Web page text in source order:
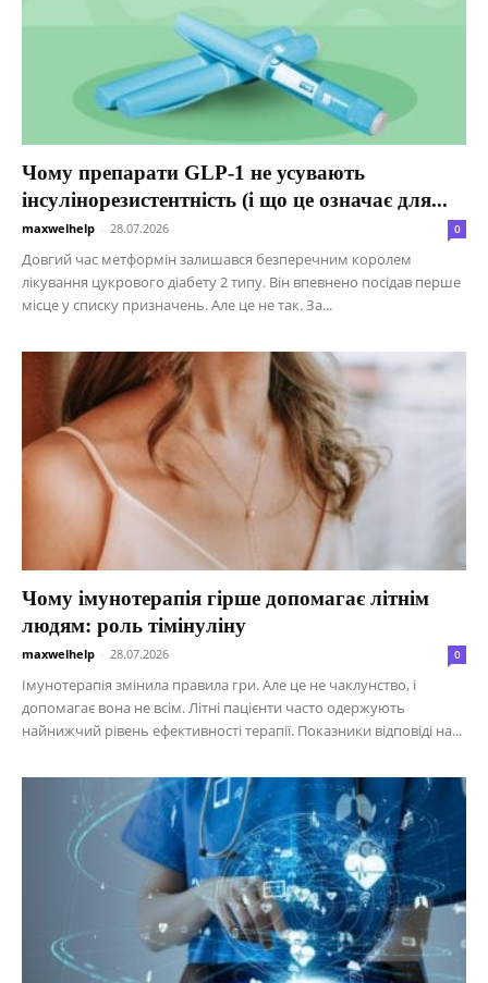
Чому препарати GLP-1 не усувають
інсулінорезистентність (і що це означає для...
maxwelhelp - 28.07.2026 0
Довгий час метформін залишався безперечним королем
лікування цукрового діабету 2 типу. Він впевнено посідав перше
місце у списку призначень. Але це не так. За...
Чому імунотерапія гірше допомагає літнім
людям: роль тімінуліну
maxwelhelp - 28.07.2026 0
Імунотерапія змінила правила гри. Але це не чаклунство, і
допомагає вона не всім. Літні пацієнти часто одержують
найнижчий рівень ефективності терапії. Показники відповіді на...